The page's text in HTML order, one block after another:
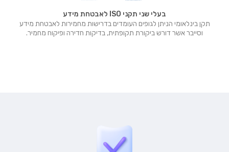
בעלי שני תקני ISO לאבטחת מידע
תקן בינלאומי הניתן לגופים העומדים בדרישות מחמירות לאבטחת מידע
וסייבר אשר דורש ביקורת תקופתית, בדיקות חדירה ופיקוח מחמיר.